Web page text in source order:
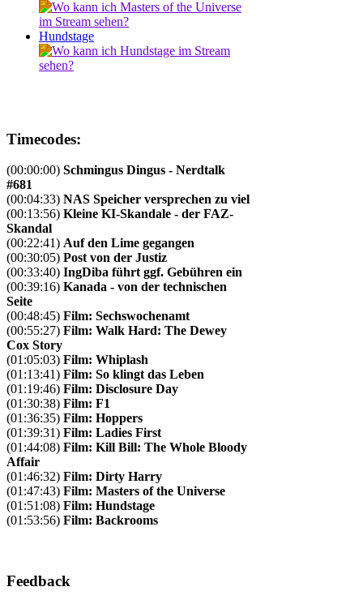
Hundstage
Timecodes:
(00:00:00) Schmingus Dingus - Nerdtalk
#681
(00:04:33) NAS Speicher versprechen zu viel
(00:13:56) Kleine KI-Skandale - der FAZ-
Skandal
(00:22:41) Auf den Lime gegangen
(00:30:05) Post von der Justiz
(00:33:40) IngDiba führt ggf. Gebühren ein
(00:39:16) Kanada - von der technischen
Seite
(00:48:45) Film: Sechswochenamt
(00:55:27) Film: Walk Hard: The Dewey
Cox Story
(01:05:03) Film: Whiplash
(01:13:41) Film: So klingt das Leben
(01:19:46) Film: Disclosure Day
(01:30:38) Film: F1
(01:36:35) Film: Hoppers
(01:39:31) Film: Ladies First
(01:44:08) Film: Kill Bill: The Whole Bloody
Affair
(01:46:32) Film: Dirty Harry
(01:47:43) Film: Masters of the Universe
(01:51:08) Film: Hundstage
(01:53:56) Film: Backrooms
Feedback